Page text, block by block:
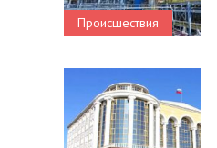
Происшествия